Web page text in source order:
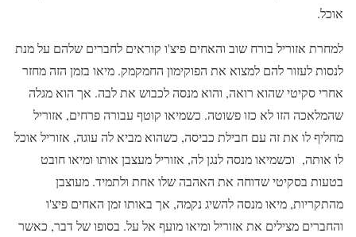
אוכל.
למחרת אזוריל בורח שוב והאחים פיצ'ו קוראים לחברים שלהם על מנת
לנסות לעזור להם למצוא את הפוקימון החמקמק. מיאו בזמן הזה מחזר
אחרי סקיטי שהוא רואה, והוא מנסה לכבוש את לבה. אך הוא מגלה
שהמלאכה הזו לא כזו פשוטה. כשמיאו קוטף עבורה פרחים, אזוריל
מחליף לו את זה עם חבילת כביסה, כשהוא מביא לה עוגה, אזוריל אוכל
לו אותה, וכשמיאו מנסה לנגן לה, אזוריל מעצבן אותו ומיאו חובט
בטעות בסקיטי שדוחה את האהבה שלו אחת ולתמיד. מעוצבן
מהתקריות, מיאו מנסה להשיג נקמה, אך באותו זמן האחים פיצ'ו
והחברים מצילים את אזוריל ומיאו מועף אל על. בסופו של דבר, כאשר